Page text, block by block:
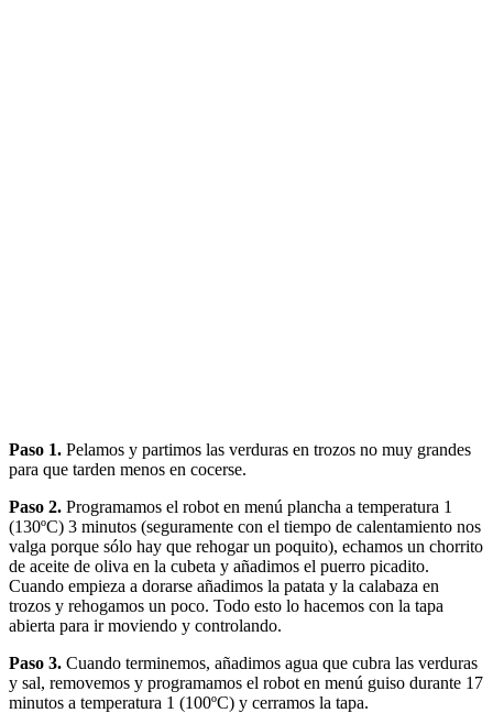
Paso 1. Pelamos y partimos las verduras en trozos no muy grandes
para que tarden menos en cocerse.
Paso 2. Programamos el robot en menú plancha a temperatura 1
(130ºC) 3 minutos (seguramente con el tiempo de calentamiento nos
valga porque sólo hay que rehogar un poquito), echamos un chorrito
de aceite de oliva en la cubeta y añadimos el puerro picadito.
Cuando empieza a dorarse añadimos la patata y la calabaza en
trozos y rehogamos un poco. Todo esto lo hacemos con la tapa
abierta para ir moviendo y controlando.
Paso 3. Cuando terminemos, añadimos agua que cubra las verduras
y sal, removemos y programamos el robot en menú guiso durante 17
minutos a temperatura 1 (100ºC) y cerramos la tapa.